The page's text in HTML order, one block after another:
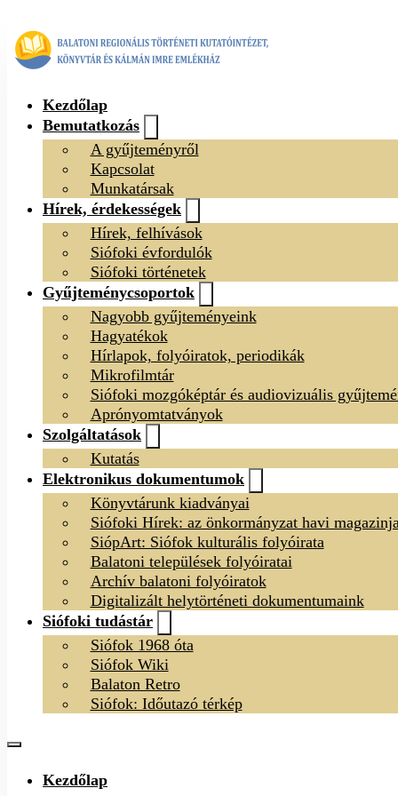
Kezdőlap
Bemutatkozás
A gyűjteményről
Kapcsolat
Munkatársak
Hírek, érdekességek
Hírek, felhívások
Siófoki évfordulók
Siófoki történetek
Gyűjteménycsoportok
Nagyobb gyűjteményeink
Hagyatékok
Hírlapok, folyóiratok, periodikák
Mikrofilmtár
Siófoki mozgóképtár és audiovizuális
Aprónyomtatványok
Szolgáltatások
Kutatás
Elektronikus dokumentumok
Könyvtárunk kiadványai
Siófoki Hírek: az önkormányzat havi
SiópArt: Siófok kulturális folyóirata
Balatoni települések folyóiratai
Archív balatoni folyóiratok
Digitalizált helytörténeti dokumentumaink
Siófoki tudástár
Siófok 1968 óta
Siófok Wiki
Balaton Retro
Siófok: Időutazó térkép
Kezdőlap